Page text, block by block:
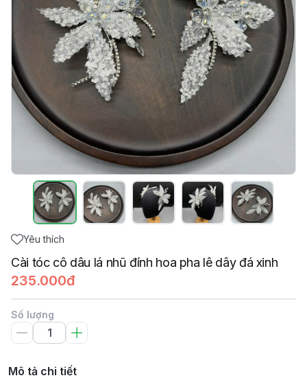
Yêu thích
Cài tóc cô dâu lá nhũ đính hoa pha lê dây đá xinh
235.000đ
Số lượng
Mô tả chi tiết